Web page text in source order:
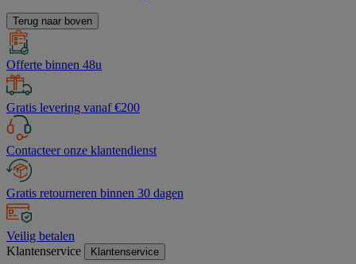
Terug naar boven
Offerte binnen 48u
Gratis levering vanaf €200
Contacteer onze klantendienst
Gratis retourneren binnen 30 dagen
Veilig betalen
Klantenservice
Klantenservice